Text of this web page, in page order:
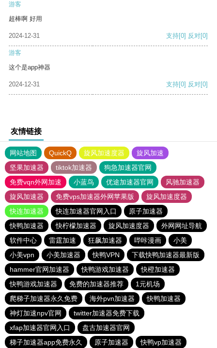
游客
超棒啊 好用
2024-12-31 支持[0] 反对[0]
游客
这个是app神器
2024-12-31 支持[0] 反对[0]
友情链接
网站地图 QuickQ 旋风加速度器
旋风加速
坚果加速器
tiktok加速器
狗急加速器官网
免费vqn外网加速
小蓝鸟 优途加速器官网
风驰加速器
旋风加速器
免费vps加速器外网苹果版
旋风加速度器
快连加速器
快连加速器官网入口
原子加速器
快鸭加速器
快柠檬加速器 旋风加速度器
外网网址导航
软件中心
雷霆加速 狂飙加速器 哔咔漫画
小美
小美vpn
小美加速器 快鸭VPN
下载快鸭加速器最新版
hammer官网加速器
快鸭游戏加速器
快橙加速器
快鸭游戏加速器
免费的加速器推荐
1元机场
爬梯子加速器永久免费
海外pvn加速器
快鸭加速器
神灯加速npv官网
twitter加速器免费下载
xfap加速器官网入口
盘古加速器官网
梯子加速器app免费永久
原子加速器 快鸭vp加速器